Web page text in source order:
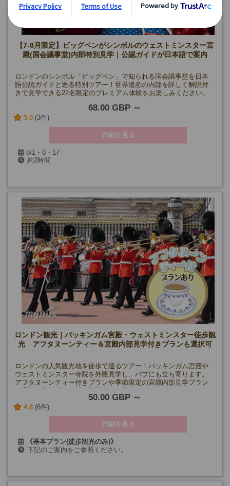
【7-8月限定】ビッグベンがシンボルのウェストミンスター宮
殿(国会議事堂)内部特別見学｜公認ガイドが日本語で案内
ロンドンのシンボル「ビッグベン」で知られる国会議事堂を日本
語公認ガイドと巡る特別ツアー！世界遺産の内部を詳しく解説付
きで見学できる22名限定のプレミアム体験をお楽しみください。
68.00 GBP
5.0 (3件)
詳細を見る
8/1・8・17
約2時間
ロンドン観光｜バッキンガム宮殿・ウェストミンスター徒歩観
光 アフタヌーンティー＆宮殿内部見学付きプランも選択可
ロンドンの人気観光地を徒歩で巡るツアー！バッキンガム宮殿や
ウェストミンスター寺院を外観見学し、パブにも立ち寄ります。
アフタヌーンティー付きプランや季節限定の宮殿内部見学プラン
50.00 GBP
4.8 (6件)
詳細を見る
《基本プラン(徒歩観光のみ)》
月・水・金曜日(12/25、1/1以外)
月・水・金曜日(12/25・28、1/1、3/26・29以外)
下記のご案内をご参照ください。